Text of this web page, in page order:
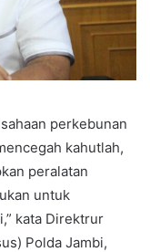
perkebunan
kahutlah,
peralatan
untuk
kata Direktrur
Polda Jambi,